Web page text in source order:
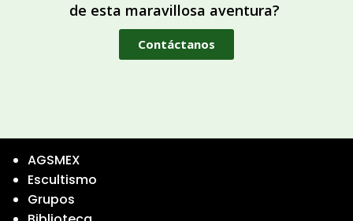
de esta maravillosa aventura?
Contáctanos
AGSMEX
Escultismo
Grupos